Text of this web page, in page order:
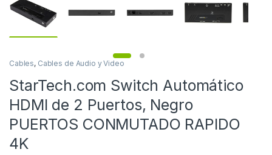
Cables, Cables de Audio y Video
StarTech.com Switch Automático
HDMI de 2 Puertos, Negro
PUERTOS CONMUTADO RAPIDO
4K